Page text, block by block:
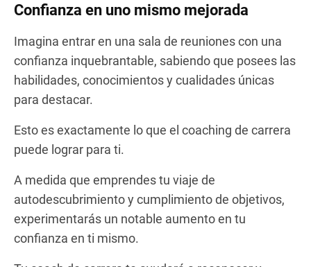
Confianza en uno mismo mejorada
Imagina entrar en una sala de reuniones con una
confianza inquebrantable, sabiendo que posees las
habilidades, conocimientos y cualidades únicas
para destacar.
Esto es exactamente lo que el coaching de carrera
puede lograr para ti.
A medida que emprendes tu viaje de
autodescubrimiento y cumplimiento de objetivos,
experimentarás un notable aumento en tu
confianza en ti mismo.